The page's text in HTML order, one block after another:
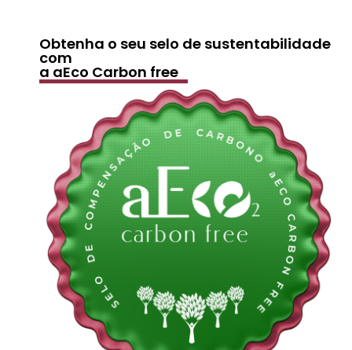
Obtenha o seu selo de sustentabilidade
com
a aEco Carbon free